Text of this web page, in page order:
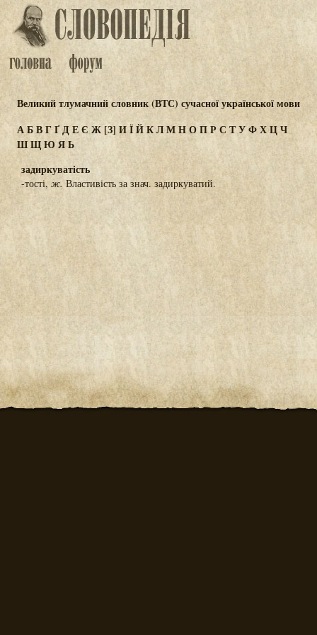
Великий тлумачний словник (ВТС) сучасної української мови
АБВГҐДЕЄ Ж[З] ИЇЙКЛМНОПР СТУФХЦЧ
ШЩЮЯЬ
задиркуватість
-тості, ж. Властивість за знач. задиркуватий.